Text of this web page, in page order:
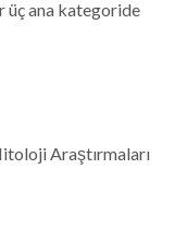
ana kategoride
Araştırmaları